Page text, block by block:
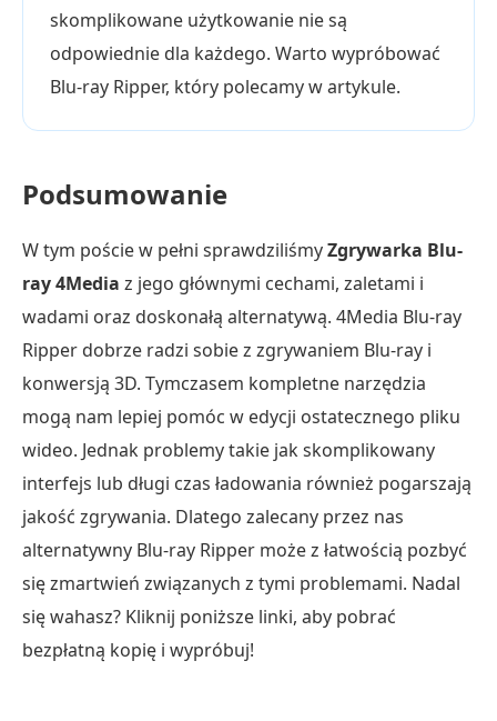
skomplikowane użytkowanie nie są
odpowiednie dla każdego. Warto wypróbować
Blu-ray Ripper, który polecamy w artykule.
Podsumowanie
W tym poście w pełni sprawdziliśmyZgrywarka Blu-
ray 4Media z jego głównymi cechami, zaletami i
wadami oraz doskonałą alternatywą. 4Media Blu-ray
Ripper dobrze radzi sobie z zgrywaniem Blu-ray i
konwersją 3D. Tymczasem kompletne narzędzia
mogą nam lepiej pomóc w edycji ostatecznego pliku
wideo. Jednak problemy takie jak skomplikowany
interfejs lub długi czas ładowania również pogarszają
jakość zgrywania. Dlatego zalecany przez nas
alternatywny Blu-ray Ripper może z łatwością pozbyć
się zmartwień związanych z tymi problemami. Nadal
się wahasz? Kliknij poniższe linki, aby pobrać
bezpłatną kopię i wypróbuj!